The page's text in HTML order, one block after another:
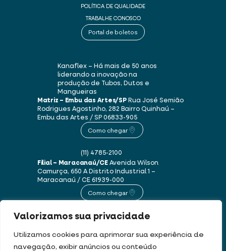
Valorizamos sua privacidade
Utilizamos cookies para aprimorar sua experiência de
navegação, exibir anúncios ou conteúdo
POLÍTICA DE QUALIDADE
TRABALHE CONOSCO
Portal de boletos
Kanaflex – Há mais de 50 anos
liderando a inovação na
produção de Tubos, Dutos e
Mangueiras
Matriz – Embu das Artes/SPRua José Semião
Rodrigues Agostinho, 282 Bairro Quinhaú –
Embu das Artes / SP06833-905
Como chegar
(11) 4785-2100
Filial – Maracanaú/CEAvenida Wilson
Camurça, 650 ADistrito Industrial 1 –
Maracanaú / CE61939-000
Como chegar
(85) 3250-1235